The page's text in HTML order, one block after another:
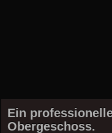
Ein
Obergeschoss.